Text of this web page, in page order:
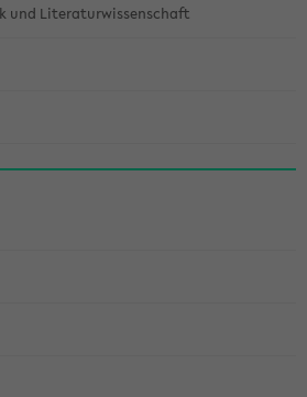
und Literaturwissenschaft